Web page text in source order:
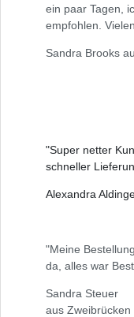
ein paar Tagen,
empfohlen.
Sandra Brooks
"Super netter
schneller
Alexandra
"Meine
da, alles war
Sandra Steuer
aus Zweibrücken